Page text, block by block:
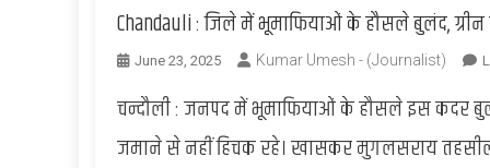
Chandauli : जिले में भूमाफियाओं के हौसले बुलंद,
June 23, 2025 Kumar Umesh - (Journalist)
चन्दौली : जनपद में भूमाफियाओं के हौसले इस कदर
जमाने से नहीं हिचक रहे। खासकर मुगलसराय तहसील